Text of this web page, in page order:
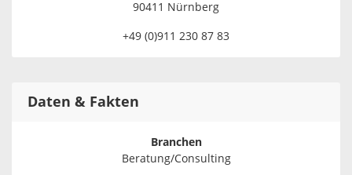
90411 Nürnberg
+49 (0)911 230 87 83
Daten & Fakten
Branchen
Beratung/Consulting